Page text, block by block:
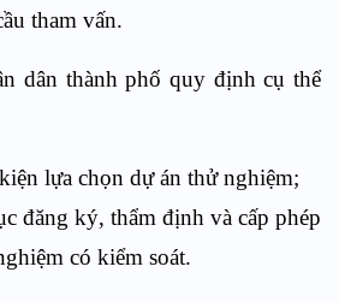
tham vấn.
dân thành phố quy định cụ thể
lựa chọn dự án thử nghiệm;
đăng ký, thẩm định và cấp phép
có kiểm soát.